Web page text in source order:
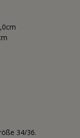
34/36.